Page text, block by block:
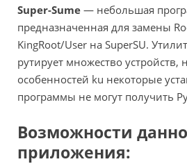
Super-Sume — небольшая
предназначенная для замены
KingRoot/User на SuperSU.
рутирует множество устройств,
особенностей ku некоторые
программы не могут получить
Возможности
приложения: